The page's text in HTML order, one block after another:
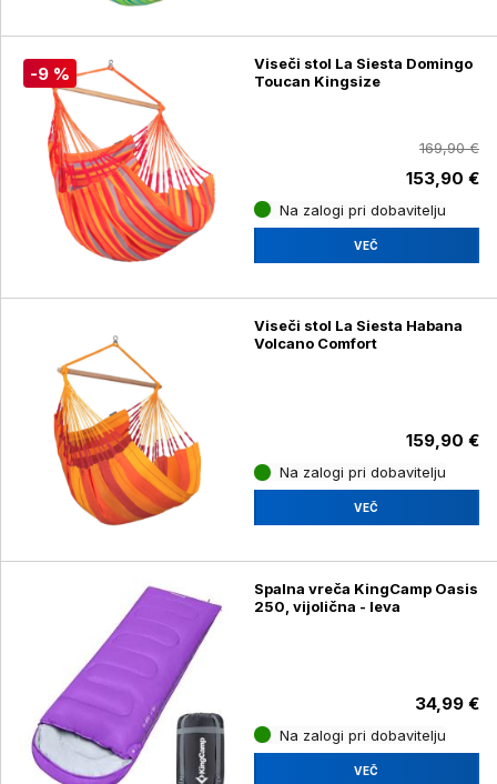
-9 %
Viseči stol La Siesta Domingo
Toucan Kingsize
169,90 €
153,90 €
Na zalogi pri dobavitelju
VEČ
Viseči stol La Siesta Habana
Volcano Comfort
159,90 €
Na zalogi pri dobavitelju
VEČ
Spalna vreča KingCamp Oasis
250, vijolična - leva
34,99 €
Na zalogi pri dobavitelju
VEČ